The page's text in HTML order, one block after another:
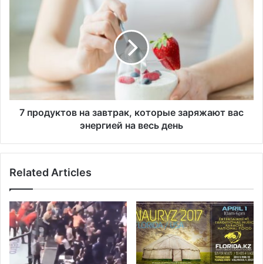
продуктов
завтрак,
которые
энергией
на
весь7 продуктов на завтрак, которые заряжают вас
энергией на весь день
Related Articles